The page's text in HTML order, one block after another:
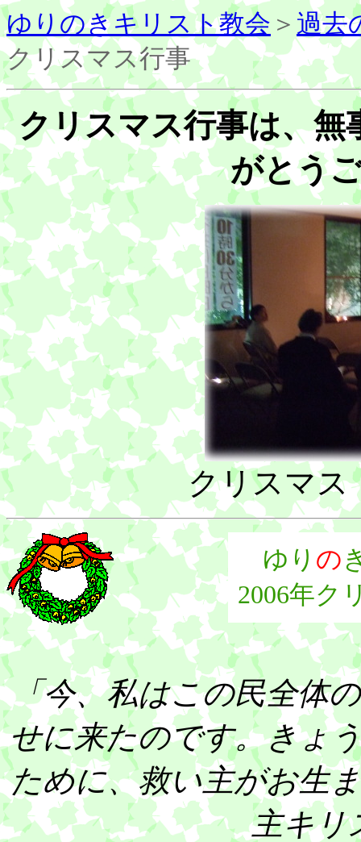
ゆりのきキリスト教会 ＞ 過去
クリスマス行事
クリスマス行事は、
がとう
クリスマス
ゆり の
2006年ク
「今、私はこの民全体
せに来たのです。きょ
ために、救い主がお生
主キリ